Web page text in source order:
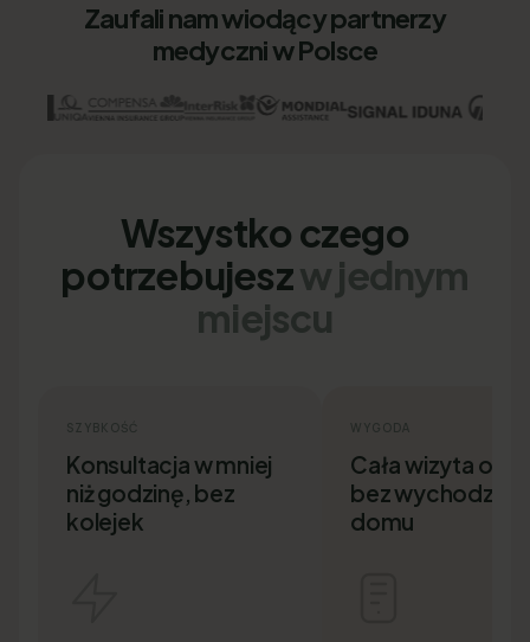
Zaufali nam wiodący partnerzy
medyczni w Polsce
Wszystko czego
potrzebujeszw jednym
miejscu
SZYBKOŚĆ
Konsultacja w mniej
niż godzinę, bez
kolejek
WYGODA
Cała wizyta
bez
domu